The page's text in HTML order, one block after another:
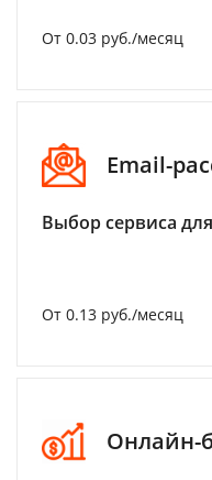
От 0.03 руб./месяц
Email-
Выбор сервиса
От 0.13 руб./месяц
Онлайн-